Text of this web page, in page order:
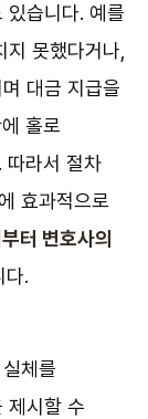
있습니다. 예를
못했다거나,
대금 지급을
홀로
따라서 절차
효과적으로
터 변호사의
다.
체를
제시할 수